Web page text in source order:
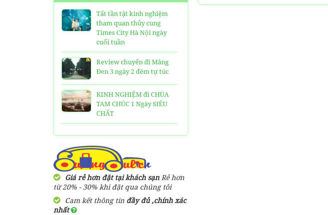
Tất tần tật kinh nghiệm
tham quan thủy cung
Times City Hà Nội ngày
cuối tuần
Review chuyến đi Măng
Đen 3 ngày 2 đêm tự túc
KINH NGHIỆM đi CHÙA
TAM CHÚC 1 Ngày SIÊU
CHẤT
25 Ngôi Chùa ở Sài Gòn
TOP 16 địa điểm du lịch
HẤP DẪN nhất việt nam:
Bạn đã đi được những nơi
Giá rẻ hơn đặt tại khách sạnRẻ hơn
từ 20% - 30% khi đặt qua chúng tôi
Cam kết thông tin đầy đủ ,chính xác
nhất